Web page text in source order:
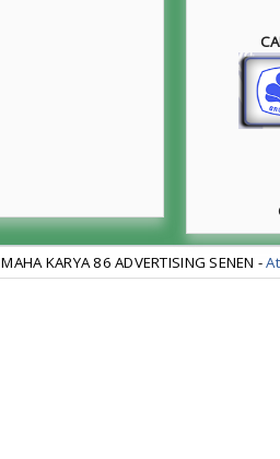
KARYA 86 ADVERTISING SENEN -